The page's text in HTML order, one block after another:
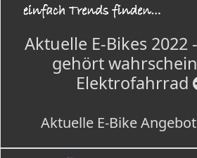
Aktuelle E-Bikes
gehört
Elektrofahrrad
Aktuelle E-Bike